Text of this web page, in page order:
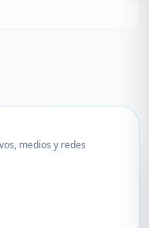
medios y redes